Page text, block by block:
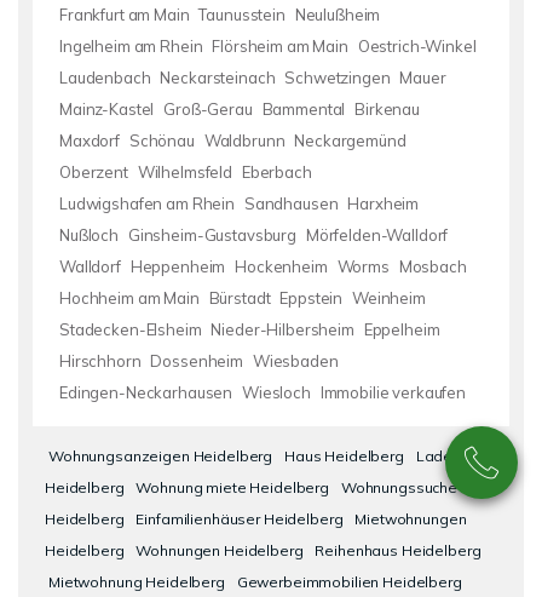
Frankfurt am Main Taunusstein
Neulußheim
Ingelheim am Rhein Flörsheim am Main
Oestrich-Winkel
Laudenbach Neckarsteinach Schwetzingen Mauer
Mainz-Kastel
Groß-Gerau Bammental
Birkenau
Maxdorf Schönau Waldbrunn Neckargemünd
Oberzent Wilhelmsfeld
Eberbach
Ludwigshafen am Rhein
Sandhausen Harxheim
Nußloch
Ginsheim-Gustavsburg
Mörfelden-Walldorf
Walldorf Heppenheim Hockenheim Worms
Mosbach
Hochheim am Main
Bürstadt Eppstein Weinheim
Stadecken-Elsheim Nieder-Hilbersheim
Eppelheim
Hirschhorn Dossenheim Wiesbaden
Edingen-Neckarhausen Wiesloch Immobilie verkaufen
Wohnungsanzeigen Heidelberg Haus Heidelberg
Laden
Heidelberg
Wohnung miete Heidelberg
Wohnungssuche
Heidelberg
Einfamilienhäuser Heidelberg
Mietwohnungen
Heidelberg
Wohnungen Heidelberg
Reihenhaus Heidelberg
Mietwohnung Heidelberg
Gewerbeimmobilien Heidelberg